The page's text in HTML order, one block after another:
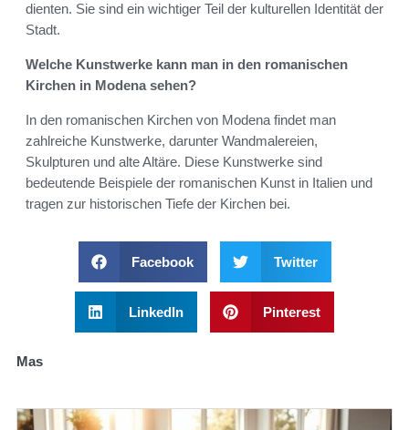
dienten. Sie sind ein wichtiger Teil der kulturellen Identität der
Stadt.
Welche Kunstwerke kann man in den romanischen
Kirchen in Modena sehen?
In den romanischen Kirchen von Modena findet man
zahlreiche Kunstwerke, darunter Wandmalereien,
Skulpturen und alte Altäre. Diese Kunstwerke sind
bedeutende Beispiele der romanischen Kunst in Italien und
tragen zur historischen Tiefe der Kirchen bei.
Facebook Twitter
LinkedIn Pinterest
Mas